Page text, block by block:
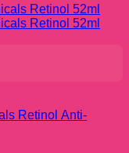
Retinol Anti-